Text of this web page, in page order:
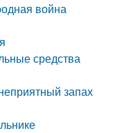
война
средства
запах